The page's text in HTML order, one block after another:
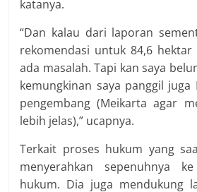
katanya.
“Dan kalau dari laporan
rekomendasi untuk 84,6
ada masalah. Tapi kan saya
kemungkinan saya panggil juga
pengembang (Meikarta agar
lebih jelas),” ucapnya.
Terkait proses hukum yang
menyerahkan sepenuhnya
hukum. Dia juga mendukung